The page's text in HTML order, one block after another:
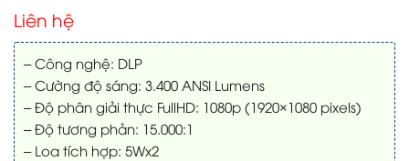
Được
xếp
hạng
0
5
sao
Liên hệ
– Công nghệ: DLP
– Cường độ sáng: 3.400 ANSI Lumens
– Độ phân giải thực FullHD: 1080p (1920×1080 pixels)
– Độ tương phản: 15.000:1
– Loa tích hợp: 5Wx2